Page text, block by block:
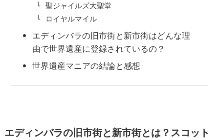
聖ジャイルズ大聖堂
ロイヤルマイル
エディンバラの旧市街と新市街はどんな理
由で世界遺産に登録されているの？
世界遺産マニアの結論と感想
エディンバラの旧市街と新市街とは？スコット